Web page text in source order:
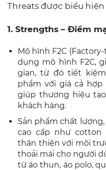
Threats được biểu hiện
1. Strengths – Điểm
Mô hình F2C
dụng mô hình F2C,
gian, từ đó tiết
phẩm với giá cả
giúp thương hiệu
khách hàng.
Sản phẩm chất
cao cấp như cotton
thân thiện với môi
thoải mái cho người
từ áo thun, áo polo,